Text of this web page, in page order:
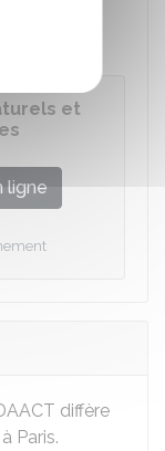
zones,
:
et
ligne
diffère
Paris.